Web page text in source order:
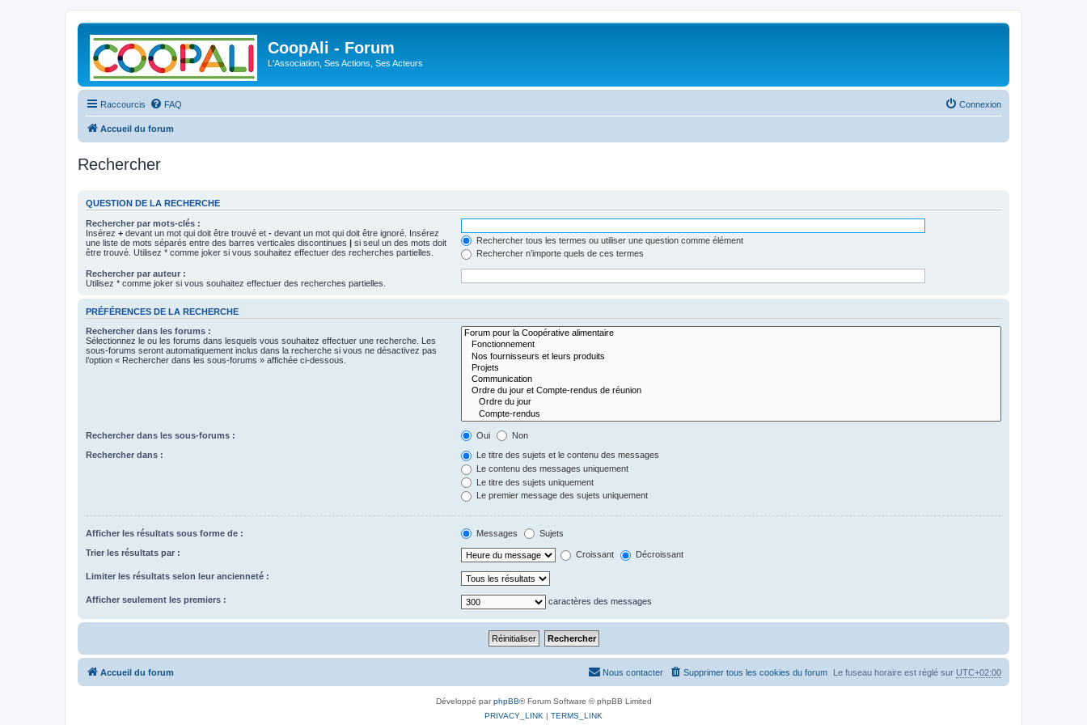
CoopAli - Forum
L'Association, Ses Actions, Ses Acteurs
Raccourcis FAQ Connexion
Accueil du forum
Rechercher
QUESTION DE LA RECHERCHE
Rechercher par mots-clés :
Insérez + devant un mot qui doit être trouvé et - devant un mot qui doit être ignoré. Insérez
une liste de mots séparés entre des barres verticales discontinues | si seul un des mots doit
être trouvé. Utilisez * comme joker si vous souhaitez effectuer des recherches partielles.
Rechercher tous les termes ou utiliser une question comme élément
Rechercher n’importe quels de ces termes
Rechercher par auteur :
Utilisez * comme joker si vous souhaitez effectuer des recherches partielles.
PRÉFÉRENCES DE LA RECHERCHE
Rechercher dans les forums :
Sélectionnez le ou les forums dans lesquels vous souhaitez effectuer une recherche. Les
sous-forums seront automatiquement inclus dans la recherche si vous ne désactivez pas
l’option « Rechercher dans les sous-forums » affichée ci-dessous.
Rechercher dans les sous-forums : Oui Non
Rechercher dans :
Le titre des sujets et le contenu des messages
Le contenu des messages uniquement
Le titre des sujets uniquement
Le premier message des sujets uniquement
Afficher les résultats sous forme de : Messages Sujets
Trier les résultats par : Croissant Décroissant
Limiter les résultats selon leur ancienneté :
Afficher seulement les premiers : caractères des messages
Accueil du forum Le fuseau horaire est réglé sur UTC+02:00
Supprimer tous les cookies du forum
Nous contacter
Développé parphpBB® Forum Software © phpBB Limited
PRIVACY_LINK
TERMS_LINK